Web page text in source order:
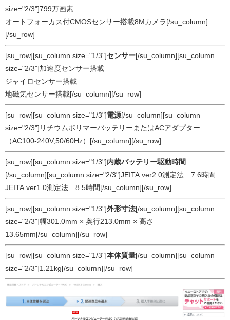
size="2/3"]799万画素
オートフォーカス付CMOSセンサー搭載8Mカメラ[/su_column]
[/su_row]
[su_row][su_column size="1/3"]センサー[/su_column][su_column
size="2/3"]加速度センサー搭載
ジャイロセンサー搭載
地磁気センサー搭載[/su_column][/su_row]
[su_row][su_column size="1/3"] 電源[/su_column][su_column
size="2/3"]リチウムポリマーバッテリーまたはACアダプター
（AC100-240V,50/60Hz）[/su_column][/su_row]
[su_row][su_column size="1/3"] 内蔵バッテリー駆動時間
[/su_column][su_column size="2/3"]JEITA ver2.0測定法 7.6時間
JEITA ver1.0測定法 8.5時間[/su_column][/su_row]
[su_row][su_column size="1/3"]外形寸法[/su_column][su_column
size="2/3"]幅301.0mm × 奥行213.0mm × 高さ
13.65mm[/su_column][/su_row]
[su_row][su_column size="1/3"]本体質量[/su_column][su_column
size="2/3"]1.21kg[/su_column][/su_row]